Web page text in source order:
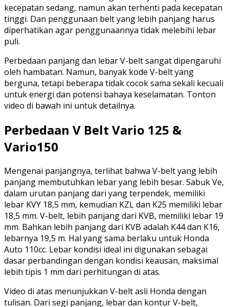
kecepatan sedang, namun akan terhenti pada kecepatan
tinggi. Dan penggunaan belt yang lebih panjang harus
diperhatikan agar penggunaannya tidak melebihi lebar
puli.
Perbedaan panjang dan lebar V-belt sangat dipengaruhi
oleh hambatan. Namun, banyak kode V-belt yang
berguna, tetapi beberapa tidak cocok sama sekali kecuali
untuk energi dan potensi bahaya keselamatan. Tonton
video di bawah ini untuk detailnya.
Perbedaan V Belt Vario 125 &
Vario150
Mengenai panjangnya, terlihat bahwa V-belt yang lebih
panjang membutuhkan lebar yang lebih besar. Sabuk Ve,
dalam urutan panjang dari yang terpendek, memiliki
lebar KVY 18,5 mm, kemudian KZL dan K25 memiliki lebar
18,5 mm. V-belt, lebih panjang dari KVB, memiliki lebar 19
mm. Bahkan lebih panjang dari KVB adalah K44 dan K16,
lebarnya 19,5 m. Hal yang sama berlaku untuk Honda
Auto 110cc. Lebar kondisi ideal ini digunakan sebagai
dasar perbandingan dengan kondisi keausan, maksimal
lebih tipis 1 mm dari perhitungan di atas.
Video di atas menunjukkan V-belt asli Honda dengan
tulisan. Dari segi panjang, lebar dan kontur V-belt,